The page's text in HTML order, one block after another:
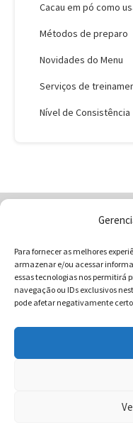
Para fornecer as melhores
armazenar e/ou acessar
essas tecnologias nos permitirá
navegação ou IDs exclusivos
pode afetar negativamente
Cacau em pó como
Métodos de preparo
Novidades do Menu
Serviços de
Nível de Consistência
COMUNICAR -
03.013.350/0001-80 |
996358681 - CEP: